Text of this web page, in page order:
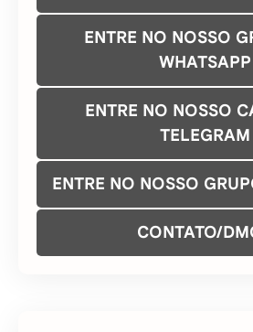
ENTRE NO NOSSO
WHATSAPP
ENTRE NO NOSSO
TELEGRAM
ENTRE NO NOSSO
CONTATO/